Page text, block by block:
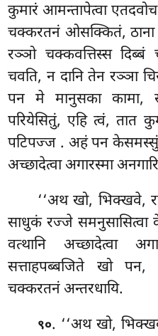
कुमारं आमन्तापेत्वा
चक्करतनं ओसक्कितं,
रञ्ञो चक्कवत्तिस्स
चवति, न दानि तेन रञ्ञा
पन मे मानुसका कामा,
परियेसितुं, एहि त्वं, तात
पटिपज्ज . अहं पन केसमस्सुं
अच्छादेत्वा अगारस्मा
‘‘अथ खो, भिक्खवे,
साधुकं रज्जे समनुसासित्वा
वत्थानि अच्छादेत्वा
सत्ताहपब्बजिते खो पन,
चक्करतनं अन्तरधायि.
९०. ‘‘अथ खो,